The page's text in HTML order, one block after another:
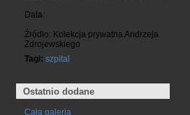
Data:
Źródło: Kolekcja prywatna Andrzeja
Zdrojewskiego
Tagi: szpital
Ostatnio dodane
Cała galeria